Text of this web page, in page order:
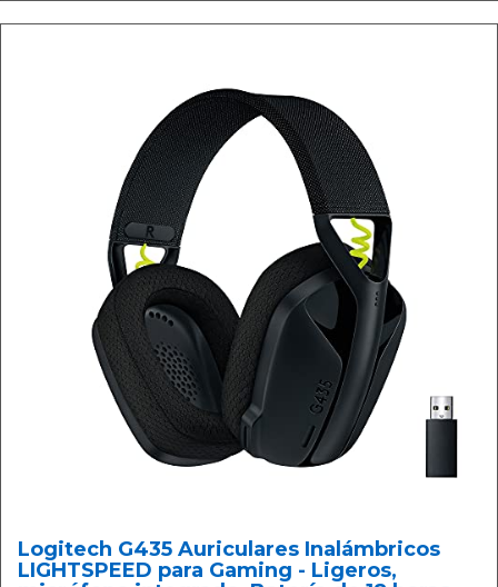
Logitech G435 Auriculares Inalámbricos
LIGHTSPEED para Gaming - Ligeros,